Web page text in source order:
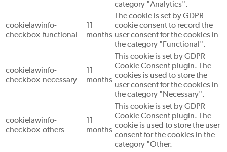
category "Analytics".
cookielawinfo-
checkbox-functional
months
The cookie is set by GDPR
cookie consent to record the
user consent for the cookies in
the category "Functional".
cookielawinfo-
checkbox-necessary
months
This cookie is set by GDPR
Cookie Consent plugin. The
cookies is used to store the
user consent for the cookies in
the category "Necessary".
cookielawinfo-
checkbox-others
months
This cookie is set by GDPR
Cookie Consent plugin. The
cookie is used to store the user
consent for the cookies in the
category "Other.